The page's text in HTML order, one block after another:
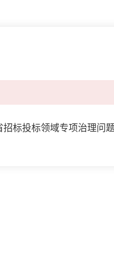
招标投标领域专项治理问